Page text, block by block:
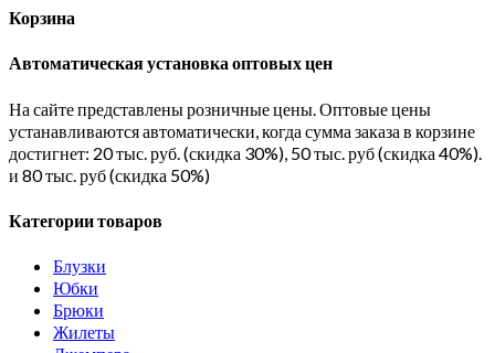
Корзина
Автоматическая установка оптовых цен
На сайте представлены розничные цены. Оптовые цены
устанавливаются автоматически, когда сумма заказа в корзине
достигнет: 20 тыс. руб. (скидка 30%), 50 тыс. руб (скидка 40%).
и 80 тыс. руб (скидка 50%)
Категории товаров
Блузки
Юбки
Брюки
Жилеты